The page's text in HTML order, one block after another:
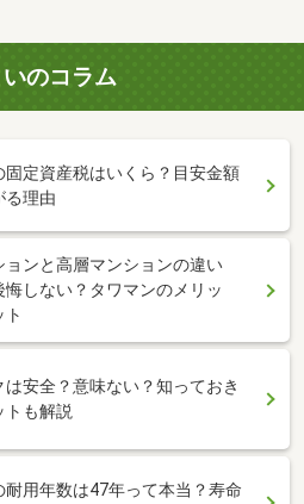
のコラム
固定資産税はいくら？目安金額
る理由
ョンと高層マンションの違い
悔しない？タワマンのメリッ
ト
は安全？意味ない？知っておき
トも解説
耐用年数は47年って本当？寿命